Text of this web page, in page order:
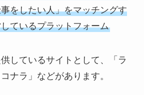
をしたい人」をマッチングす
ているプラットフォーム
しているサイトとして、「ラ
ナラ」などがあります。